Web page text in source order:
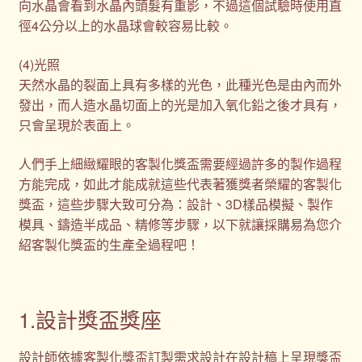
向水晶會看到水晶內頭髮有重影，不過這個試驗時使用直
徑4公分以上的水晶球會較容易比較。
(4)光照
天然水晶的裂面上具有多樣的光色，此種光色是由內而外
發出，而人造水晶切面上的光是加入氧化鉛之後才具有，
只會呈現於表面上。
人們手上細緻耀眼的客製化獎盃需要經過許多的製作過程
方能完成，如此才能成就這些代表著獲獎者榮耀的客製化
獎盃，這些步驟大致可分為：設計、3D樣品模擬、製作
模具、鑄造半成品、精修等步驟，以下就讓採購易為您介
紹客製化獎盃的生產全過程吧！
1.設計獎盃獎座
設計師依據客製化獎盃訂製需求設計在設計稿上呈現獎盃